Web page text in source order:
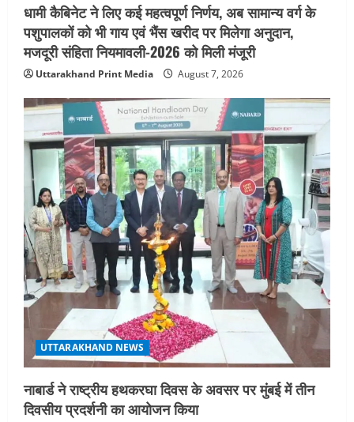
धामी कैबिनेट ने लिए कई महत्वपूर्ण निर्णय, अब सामान्य वर्ग के
पशुपालकों को भी गाय एवं भैंस खरीद पर मिलेगा अनुदान,
मजदूरी संहिता नियमावली-2026 को मिली मंजूरी
Uttarakhand Print Media August 7, 2026
UTTARAKHAND NEWS
नाबार्ड ने राष्ट्रीय हथकरघा दिवस के अवसर पर मुंबई में तीन
दिवसीय प्रदर्शनी का आयोजन किया